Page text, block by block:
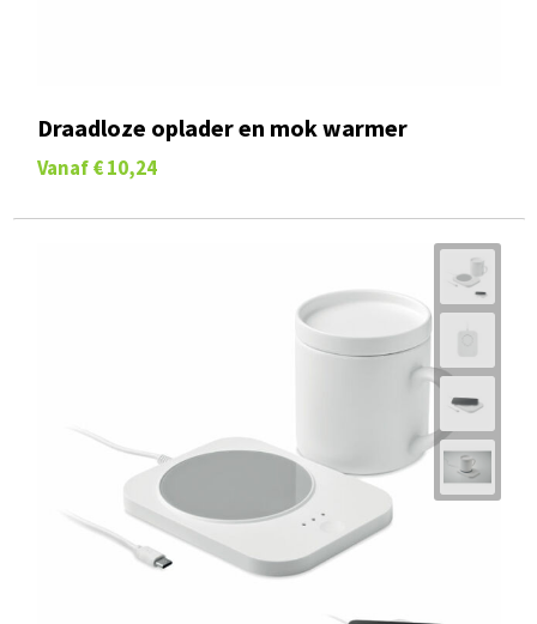
Draadloze oplader en mok warmer
Vanaf € 10,24